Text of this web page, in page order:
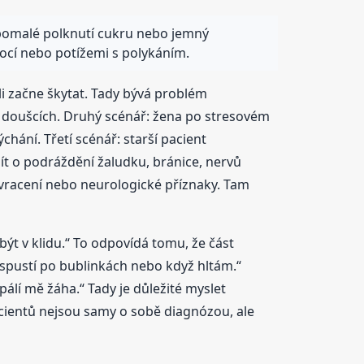
polknutí cukru nebo jemný
nebo potížemi s polykáním.
škytat. Tady bývá problém
Druhý scénář: žena po stresovém
Třetí scénář: starší pacient
o podráždění žaludku, bránice, nervů
nebo neurologické příznaky. Tam
v klidu.“ To odpovídá tomu, že část
po bublinkách nebo když hltám.“
mě žáha.“ Tady je důležité myslet
nejsou samy o sobě diagnózou, ale